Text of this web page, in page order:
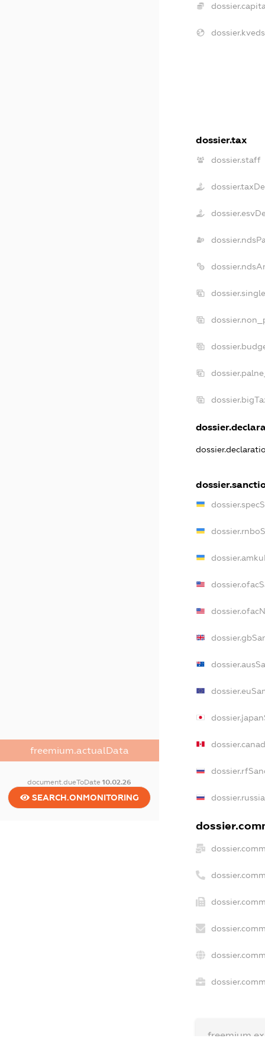
freemium.actualData
document.dueToDate10.02.26
SEARCH.ONMONITORING
dossier.tax
dossier.staff